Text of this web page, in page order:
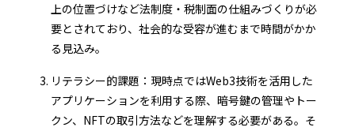
上の位置づけなど法制度・税制面の仕組みづくりが必
要とされており、社会的な受容が進むまで時間がかか
る見込み。
リテラシー的課題：現時点ではWeb3技術を活用した
アプリケーションを利用する際、暗号鍵の管理やトー
クン、NFTの取引方法などを理解する必要がある。そ